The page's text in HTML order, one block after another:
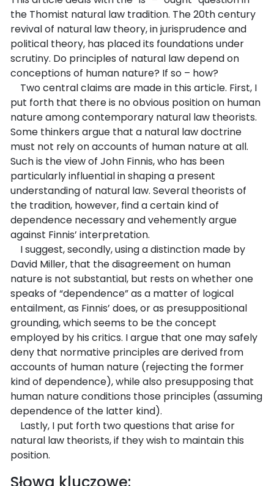
the Thomist natural law tradition. The 20th century
revival of natural law theory, in jurisprudence and
political theory, has placed its foundations under
scrutiny. Do principles of natural law depend on
conceptions of human nature? If so – how?
Two central claims are made in this article. First, I
put forth that there is no obvious position on human
nature among contemporary natural law theorists.
Some thinkers argue that a natural law doctrine
must not rely on accounts of human nature at all.
Such is the view of John Finnis, who has been
particularly influential in shaping a present
understanding of natural law. Several theorists of
the tradition, however, find a certain kind of
dependence necessary and vehemently argue
against Finnis’ interpretation.
I suggest, secondly, using a distinction made by
David Miller, that the disagreement on human
nature is not substantial, but rests on whether one
speaks of “dependence” as a matter of logical
entailment, as Finnis’ does, or as presuppositional
grounding, which seems to be the concept
employed by his critics. I argue that one may safely
deny that normative principles are derived from
accounts of human nature (rejecting the former
kind of dependence), while also presupposing that
human nature conditions those principles (assuming
dependence of the latter kind).
Lastly, I put forth two questions that arise for
natural law theorists, if they wish to maintain this
position.